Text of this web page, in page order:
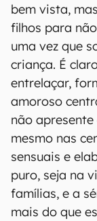
bem vista,
filhos para
uma vez que
criança. É
entrelaçar,
amoroso
não
mesmo nas
sensuais e
puro, seja na
famílias, e a
mais do que